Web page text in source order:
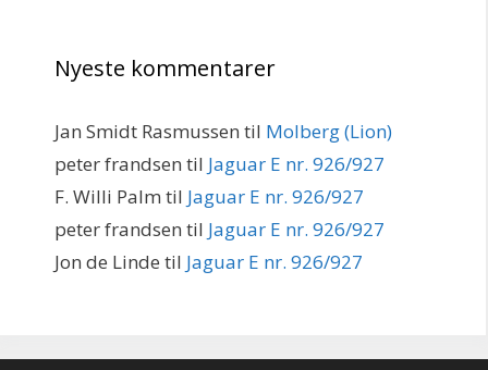
Nyeste kommentarer
Jan Smidt Rasmussen til Molberg (Lion)
peter frandsen til Jaguar E nr. 926/927
F. Willi Palm til Jaguar E nr. 926/927
peter frandsen til Jaguar E nr. 926/927
Jon de Linde til Jaguar E nr. 926/927